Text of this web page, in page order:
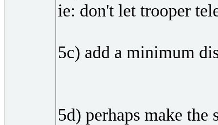
ie: don't let trooper
5c) add a minimum
5d) perhaps make